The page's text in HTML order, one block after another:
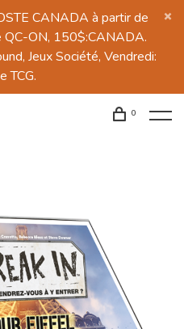
CANADA à partir de
ON, 150$:CANADA.
Jeux Société, Vendredi:
TCG.
0